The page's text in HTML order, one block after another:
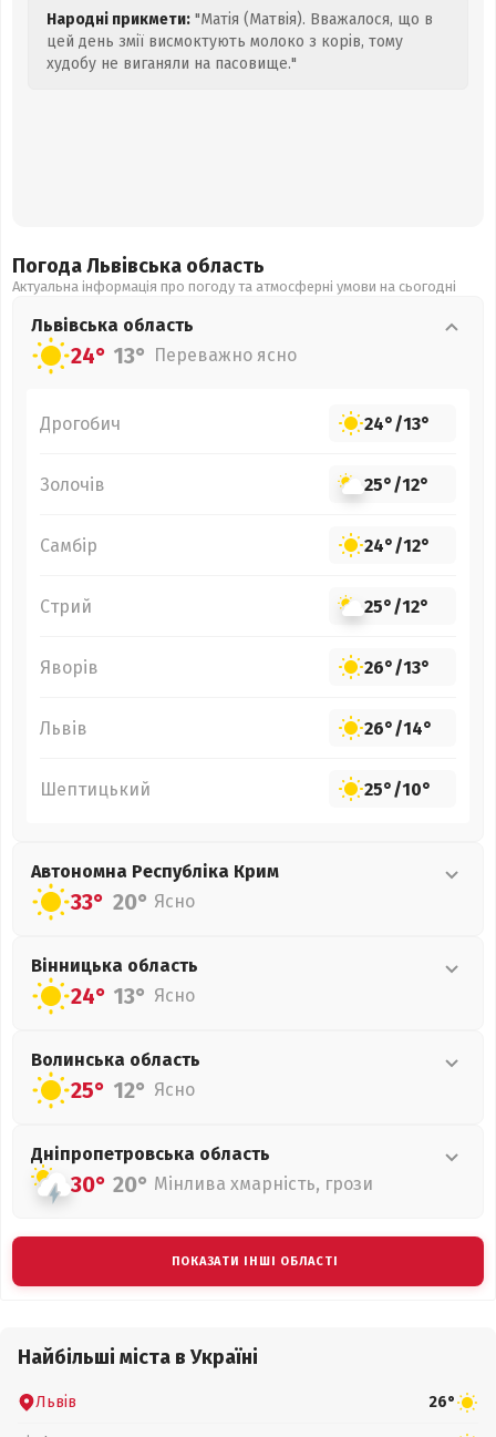
Народні прикмети: "Матія (Матвія). Вважалося, що в
цей день змії висмоктують молоко з корів, тому
худобу не виганяли на пасовище."
Погода Львівська область
Актуальна інформація про погоду та атмосферні умови на сьогодні
Львівська область
24° 13° Переважно ясно
Дрогобич 24°/13°
Золочів 25°/12°
Самбір 24°/12°
Стрий 25°/12°
Яворів 26°/13°
Львів 26°/14°
Шептицький 25°/10°
Автономна Республіка Крим
33° 20° Ясно
Вінницька область
24° 13° Ясно
Волинська область
25° 12° Ясно
Дніпропетровська область
30° 20° Мінлива хмарність, грози
ПОКАЗАТИ ІНШІ ОБЛАСТІ
Найбільші міста в Україні
Львів 26°